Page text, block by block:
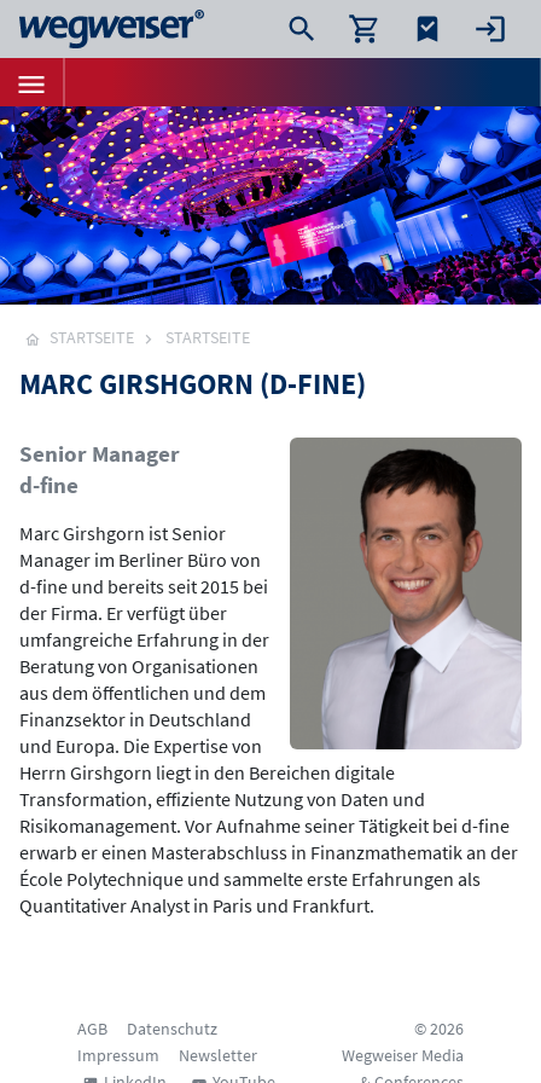
STARTSEITE STARTSEITE
MARC GIRSHGORN (D-FINE)
Bild
Senior Manager
d-fine
Marc Girshgorn ist Senior
Manager im Berliner Büro von
d-fine und bereits seit 2015 bei
der Firma. Er verfügt über
umfangreiche Erfahrung in der
Beratung von Organisationen
aus dem öffentlichen und dem
Finanzsektor in Deutschland
und Europa. Die Expertise von
Herrn Girshgorn liegt in den Bereichen digitale
Transformation, effiziente Nutzung von Daten und
Risikomanagement. Vor Aufnahme seiner Tätigkeit bei d-fine
erwarb er einen Masterabschluss in Finanzmathematik an der
École Polytechnique und sammelte erste Erfahrungen als
Quantitativer Analyst in Paris und Frankfurt.
AGB
Datenschutz
Impressum
Newsletter
© 2026
Wegweiser Media